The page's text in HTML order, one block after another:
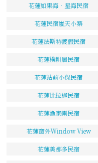
花蓮如果海．星海民宿
花蓮民宿嵐天小築
花蓮法斯特渡假民宿
花蓮樸耕居民宿
花蓮站前小保民宿
花蓮比拉迦民宿
花蓮漁家樂民宿
花蓮窗外Window View
花蓮美那多民宿